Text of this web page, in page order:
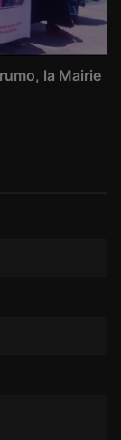
la Mairie